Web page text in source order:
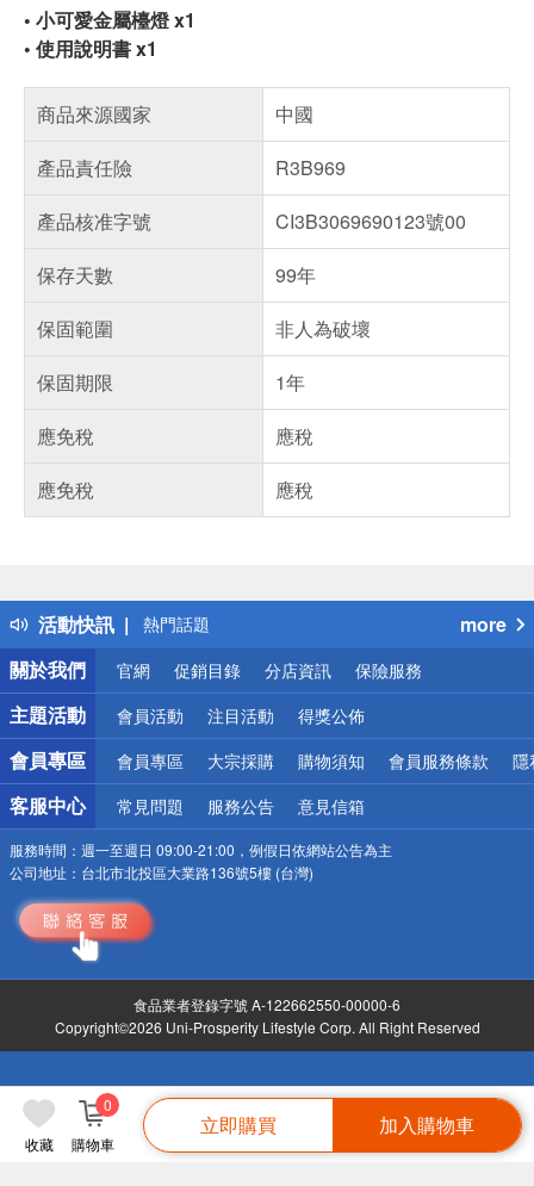
收藏 購物車
0
立即購買 加入購物車
• 小可愛金屬檯燈 x1
• 使用說明書 x1
商品來源國家
中國
產品責任險
R3B969
產品核准字號
CI3B3069690123號00
保存天數
99年
保固範圍
非人為破壞
保固期限
1年
應免稅
應稅
應免稅
應稅
活動快訊
得獎公告
熱門話題
銀行優惠
偏遠地區配送
詐騙網頁！請小心！
more
關於我們
官網 促銷目錄 分店資訊 保險服務
主題活動 會員活動 注目活動 得獎公佈
會員專區 會員專區 大宗採購 購物須知 會員服務條款 隱
客服中心 常見問題 服務公告 意見信箱
服務時間： 週一至週日 09:00-21:00，例假日依網站公告為主
公司地址： 台北市北投區大業路136號5樓 (台灣)
食品業者登錄字號 A-122662550-00000-6
Copyright©2026 Uni-Prosperity Lifestyle Corp. All Right Reserved